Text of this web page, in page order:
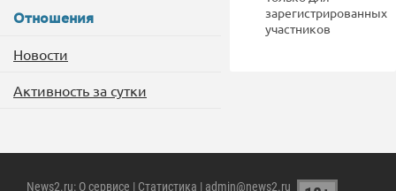
Отношения
Новости
Активность за сутки
зарегистрированных
участников
News2.ru: О сервисе | Статистика | admin@news2.ru